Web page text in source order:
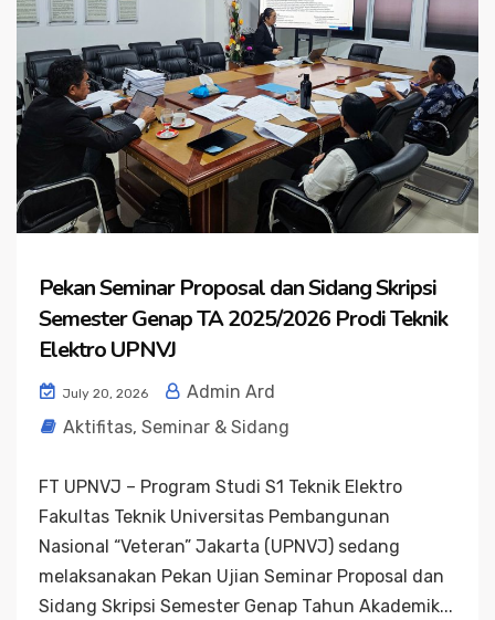
Pekan Seminar Proposal dan Sidang Skripsi
Semester Genap TA 2025/2026 Prodi Teknik
Elektro UPNVJ
July 20, 2026
Admin Ard
Aktifitas, Seminar & Sidang
FT UPNVJ – Program Studi S1 Teknik Elektro
Fakultas Teknik Universitas Pembangunan
Nasional “Veteran” Jakarta (UPNVJ) sedang
melaksanakan Pekan Ujian Seminar Proposal dan
Sidang Skripsi Semester Genap Tahun Akademik...